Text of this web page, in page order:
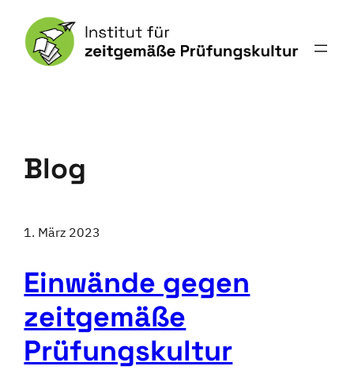
Blog
1. März 2023
Einwände gegen
zeitgemäße
Prüfungskultur